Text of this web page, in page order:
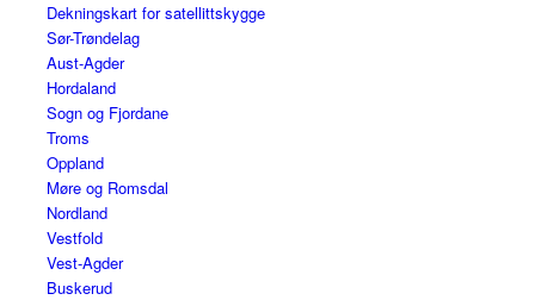
Dekningskart for satellittskygge
Sør-Trøndelag
Aust-Agder
Hordaland
Sogn og Fjordane
Troms
Oppland
Møre og Romsdal
Nordland
Vestfold
Vest-Agder
Buskerud